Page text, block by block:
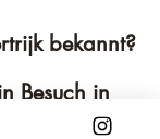
bekannt?
Besuch in